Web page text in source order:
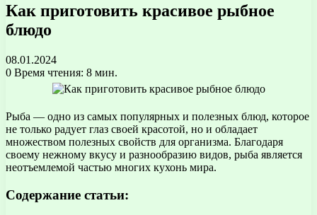
Как приготовить красивое рыбное
блюдо
08.01.2024
0 Время чтения: 8 мин.
Рыба — одно из самых популярных и полезных блюд, которое
не только радует глаз своей красотой, но и обладает
множеством полезных свойств для организма. Благодаря
своему нежному вкусу и разнообразию видов, рыба является
неотъемлемой частью многих кухонь мира.
Содержание статьи: